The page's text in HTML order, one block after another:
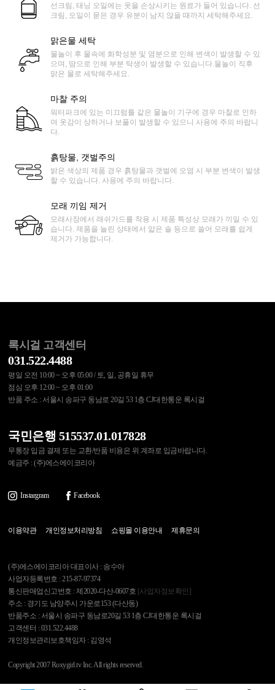
선크림, 태닝 오일에는 옷을 손상시키는 원료가 들어 있습니다. 선
크림, 오일이 묻은 경우 유분이 남지 않을 때까지 세탁해주세요.
맑은물 세탁
물놀이 후 물속에 화학성분 및 염분으로 인해 변색이 발생할 수 있
으며, 땀으로 인해 부분 탁생이 발생할 수 있습니다.물놀이 직후
맑은 물로 세탁해주세요.
마찰 주의
워터파크에 있는 미끄럼틀 같은 물놀이 기구에 경우 마찰로 인하
여 옷감이 상하거나 보풀이 발생할 수 있으니 사용에 주의 바랍니
다.
흙탕물, 갯벌주의
밝은 색상의 제품 경우 흙탕물과 갯벌에 오염 시 부분 변색이 발생
할 수 있습니다. 사용에 주의 바랍니다.
모래 끼임 제거
모래사장에서 래쉬가드를 착용 시 제품 특성상 모래가 끼일 수 있
습니다. 제품을 늘린 상태에서 얇은 솔 등으로 쓸어 모래를 쉽게
제거가 가능합니다.
록시걸 고객센터
031.522.4488
평일 오전 10:00 ~ 오후 05:00 / 토, 일, 공휴일 휴무
점심 오후 12:00 ~ 오후 01:00
반품 주소 : 서울시 송파구 동남로 20길 53 1층 CJ대한통운 록시걸
국민은행 515537.01.017828
무통장 입금 결제 또는 교환/반품 비용은 위 계좌로 입금바랍니다.
예금주 : (주)에스에이코리아
Instargram Facebook
이용약관 개인정보처리방침 쇼핑몰 이용안내 제휴문의
(주)에스에이코리아 대표이사 : 송수아
사업자등록번호 : 215-87-97374
통신판매업신고번호 : 제2020-다산-0607호 [사업자정보확인]
주소 : 경기도 남양주시 가운로153 (다산동)
반품주소 : 서울시 송파구 동남로20길 53 1층 CJ대한통운 록시걸
고객센터 : 031.522.4488
개인정보관리보호책임자 : 김영석
Copyright 2007 Roxygirl.tv Inc. All rights reserved.